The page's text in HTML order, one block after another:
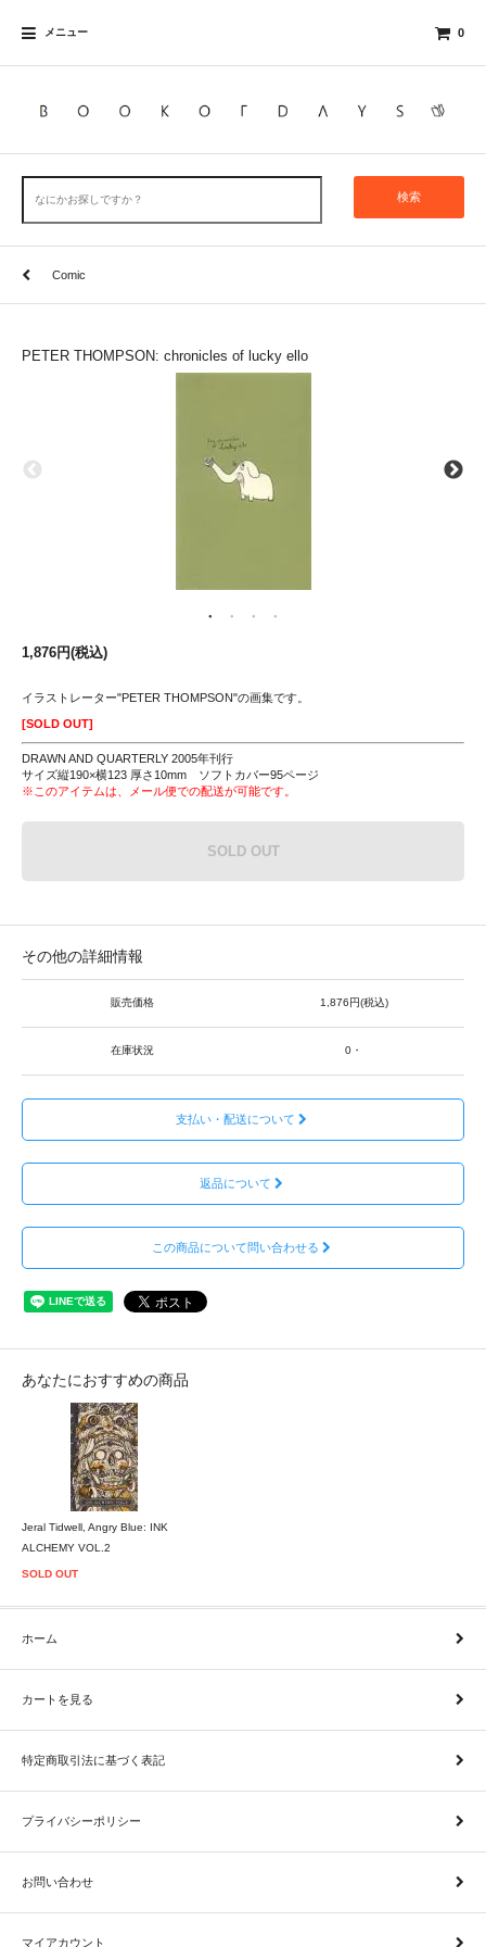
メニュー 0
検索
Comic
PETER THOMPSON: chronicles of lucky ello
1,876円(税込)
イラストレーター"PETER THOMPSON"の画集です。
[SOLD OUT]
DRAWN AND QUARTERLY 2005年刊行
サイズ縦190×横123 厚さ10mm ソフトカバー95ページ
※このアイテムは、メール便での配送が可能です。
SOLD OUT
その他の詳細情報
販売価格 1,876円(税込)
在庫状況 0・
支払い・配送について
返品について
この商品について問い合わせる
あなたにおすすめの商品
Jeral Tidwell, Angry Blue: INK
ALCHEMY VOL.2
SOLD OUT
ホーム
カートを見る
特定商取引法に基づく表記
プライバシーポリシー
お問い合わせ
マイアカウント